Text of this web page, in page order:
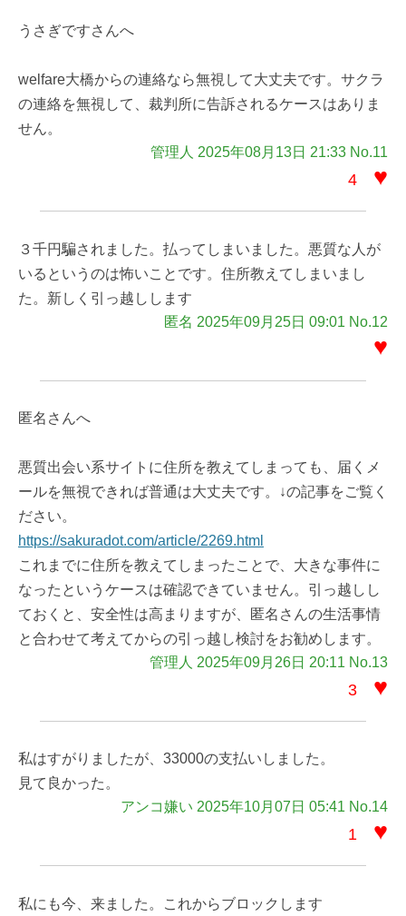
うさぎですさんへ
welfare大橋からの連絡なら無視して大丈夫です。サクラ
の連絡を無視して、裁判所に告訴されるケースはありま
せん。
管理人 2025年08月13日 21:33 No.11
4 ♥
３千円騙されました。払ってしまいました。悪質な人が
いるというのは怖いことです。住所教えてしまいまし
た。新しく引っ越しします
匿名 2025年09月25日 09:01 No.12
♥
匿名さんへ
悪質出会い系サイトに住所を教えてしまっても、届くメ
ールを無視できれば普通は大丈夫です。↓の記事をご覧く
ださい。
https://sakuradot.com/article/2269.html
これまでに住所を教えてしまったことで、大きな事件に
なったというケースは確認できていません。引っ越しし
ておくと、安全性は高まりますが、匿名さんの生活事情
と合わせて考えてからの引っ越し検討をお勧めします。
管理人 2025年09月26日 20:11 No.13
3 ♥
私はすがりましたが、33000の支払いしました。
見て良かった。
アンコ嫌い 2025年10月07日 05:41 No.14
1 ♥
私にも今、来ました。これからブロックします